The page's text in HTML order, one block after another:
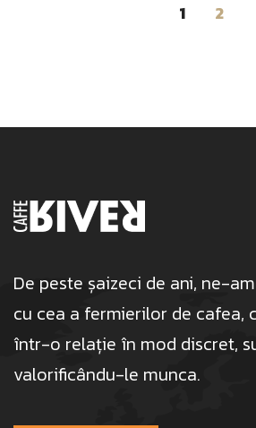
navigation
1 2
De peste șaizeci de ani, ne-
cu cea a fermierilor de cafea,
într-o relație în mod discret,
valorificându-le munca.